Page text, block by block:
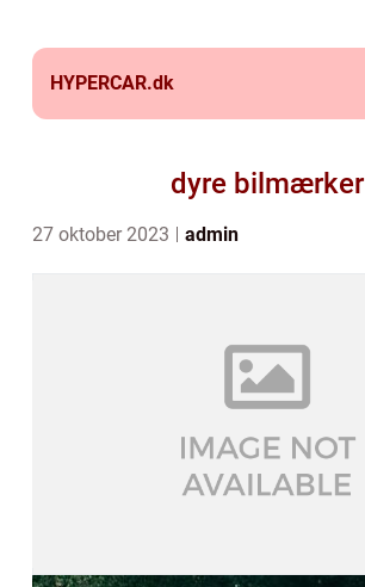
HYPERCAR.dk
dyre bilmærker
27 oktober 2023 admin